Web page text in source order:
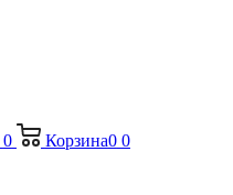
0 Корзина0 0